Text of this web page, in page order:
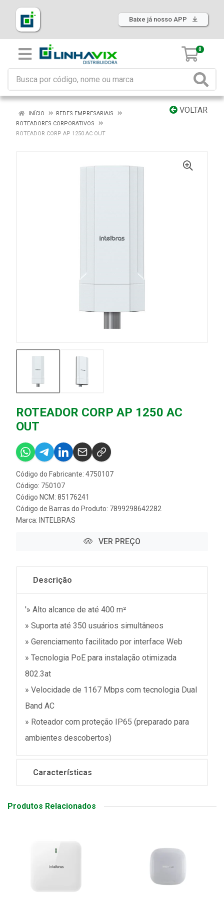
Baixe já nosso APP
0
VOLTAR
INÍCIO
REDES EMPRESARIAIS
ROTEADORES CORPORATIVOS
ROTEADOR CORP AP 1250 AC OUT
ROTEADOR CORP AP 1250 AC
OUT
Código do Fabricante: 4750107
Código: 750107
Código NCM: 85176241
Código de Barras do Produto: 7899298642282
Marca: INTELBRAS
VER PREÇO
Descrição
'» Alto alcance de até 400 m²
» Suporta até 350 usuários simultâneos
» Gerenciamento facilitado por interface Web
» Tecnologia PoE para instalação otimizada
802.3at
» Velocidade de 1167 Mbps com tecnologia Dual
Band AC
» Roteador com proteção IP65 (preparado para
ambientes descobertos)
Características
Produtos Relacionados